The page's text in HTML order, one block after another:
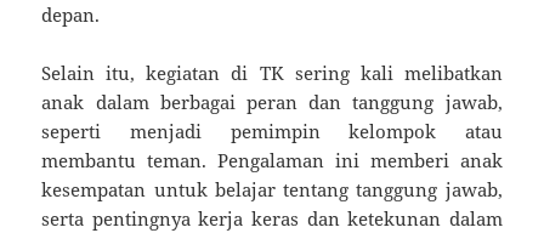
depan.
Selain itu, kegiatan di TK sering kali melibatkan
anak dalam berbagai peran dan tanggung jawab,
seperti menjadi pemimpin kelompok atau
membantu teman. Pengalaman ini memberi anak
kesempatan untuk belajar tentang tanggung jawab,
serta pentingnya kerja keras dan ketekunan dalam